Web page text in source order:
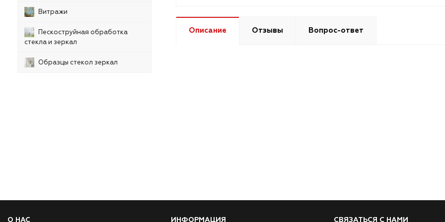
Витражи
Пескоструйная обработка
стекла и зеркал
Образцы стекол зеркал
Описание Отзывы Вопрос-ответ
О НАС ИНФОРМАЦИЯ СВЯЗАТЬСЯ С НАМИ